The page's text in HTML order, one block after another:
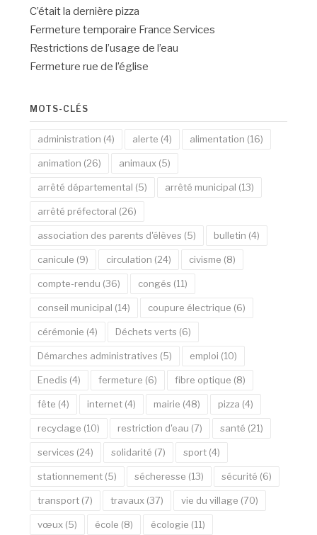
C’était la dernière pizza
Fermeture temporaire France Services
Restrictions de l’usage de l’eau
Fermeture rue de l’église
MOTS-CLÉS
administration (4) alerte (4) alimentation (16)
animation (26) animaux (5)
arrêté départemental (5) arrêté municipal (13)
arrêté préfectoral (26)
association des parents d'élèves (5) bulletin (4)
canicule (9) circulation (24) civisme (8)
compte-rendu (36) congés (11)
conseil municipal (14) coupure électrique (6)
cérémonie (4) Déchets verts (6)
Démarches administratives (5) emploi (10)
Enedis (4) fermeture (6) fibre optique (8)
fête (4) internet (4) mairie (48) pizza (4)
recyclage (10) restriction d'eau (7) santé (21)
services (24) solidarité (7) sport (4)
stationnement (5) sécheresse (13) sécurité (6)
transport (7) travaux (37) vie du village (70)
vœux (5) école (8) écologie (11)